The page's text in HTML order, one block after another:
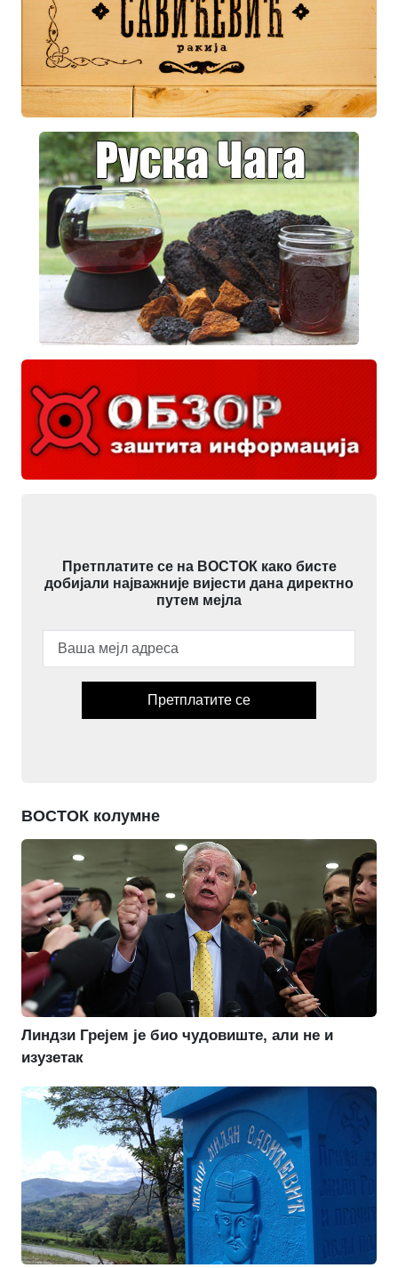
Претплатите се на ВОСТОК како бисте
добијали најважније вијести дана директно
путем мејла
Претплатите се
ВОСТОК колумне
Линдзи Грејем је био чудовиште, али не и
изузетак